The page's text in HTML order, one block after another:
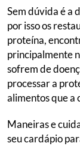
Sem dúvida é a
por isso os
proteína,
principalmente
sofrem de
processar a
alimentos que a
Maneiras e
seu cardápio